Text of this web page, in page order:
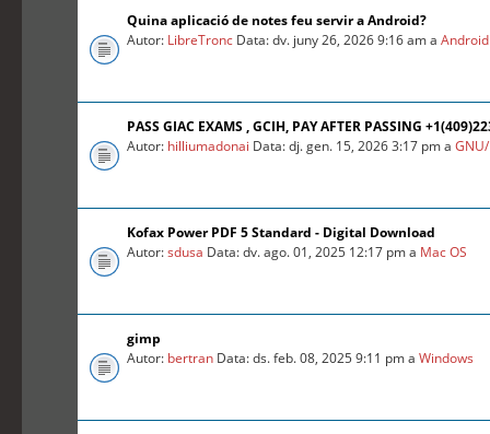
Quina aplicació de notes feu servir a Android?
Autor: LibreTronc Data: dv. juny 26, 2026 9:16 am aAndroid
PASS GIAC EXAMS , GCIH, PAY AFTER PASSING
Autor: hilliumadonai Data: dj. gen. 15, 2026 3:17 pm a
Kofax Power PDF 5 Standard - Digital Download
Autor:sdusa Data: dv. ago. 01, 2025 12:17 pm a Mac OS
gimp
Autor: bertran Data: ds. feb. 08, 2025 9:11 pm aWindows